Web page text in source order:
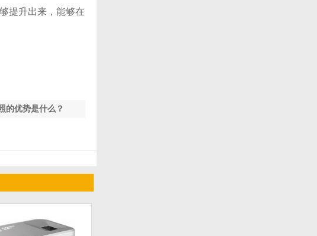
提升出来，能够在
优势是什么？